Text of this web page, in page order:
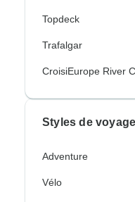
Topdeck
Trafalgar
CroisiEurope River
Styles de
Adventure
Vélo